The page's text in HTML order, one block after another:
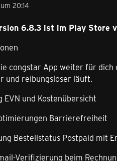
20:14
6.8.3 ist im Play Store
congstar App weiter für
und reibungsloser läuft.
EVN und Kostenübersicht
Barrierefreiheit
Bestellstatus Postpaid mit
Verifizierunq beim